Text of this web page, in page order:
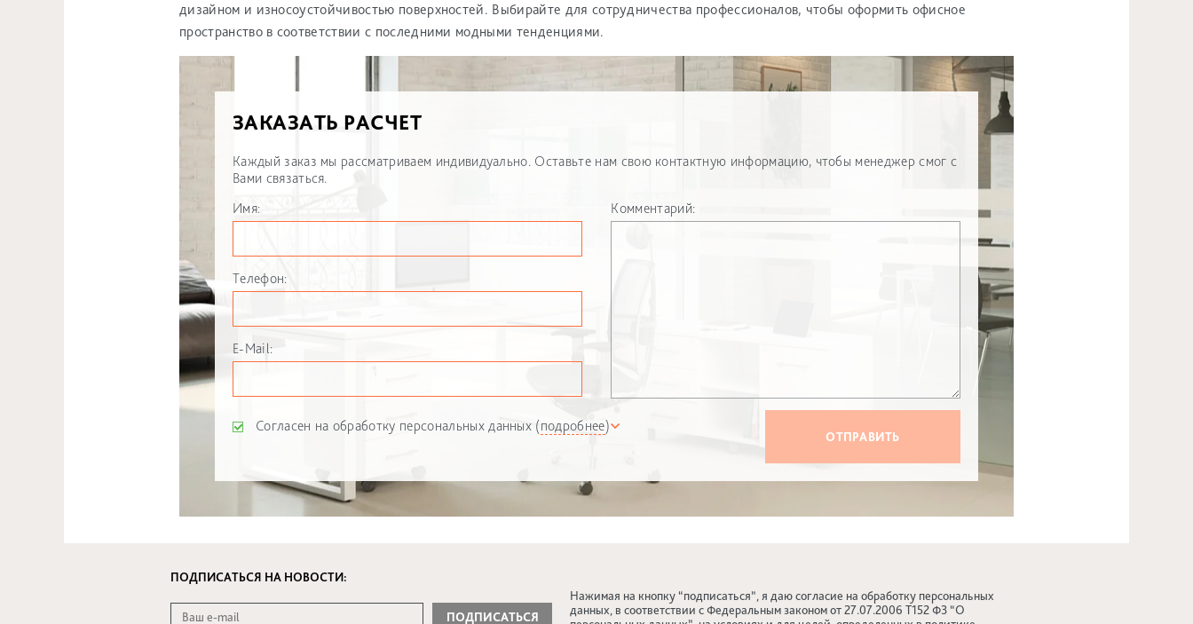
дизайном и износоустойчивостью поверхностей. Выбирайте для сотрудничества профессионалов, чтобы оформить офисное
пространство в соответствии с последними модными тенденциями.
ЗАКАЗАТЬ РАСЧЕТ
Каждый заказ мы рассматриваем индивидуально. Оставьте нам свою контактную информацию, чтобы менеджер смог с
Вами связаться.
Имя:
Телефон:
E-Mail:
Комментарий:
Согласен на обработку персональных данных (подробнее)
ПОДПИСАТЬСЯ НА НОВОСТИ:
Нажимая на кнопку “подписаться”, я даю согласие на обработку персональных
данных, в соответствии с Федеральным законом от 27.07.2006 Т152 ФЗ “О